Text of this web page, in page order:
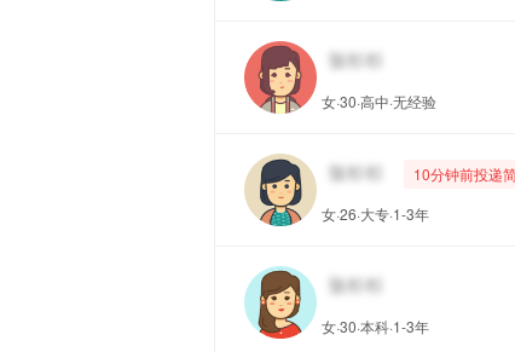
女·30·高中·无经验
10分钟前投递
女·26·大专·1-3年
女·30·本科·1-3年